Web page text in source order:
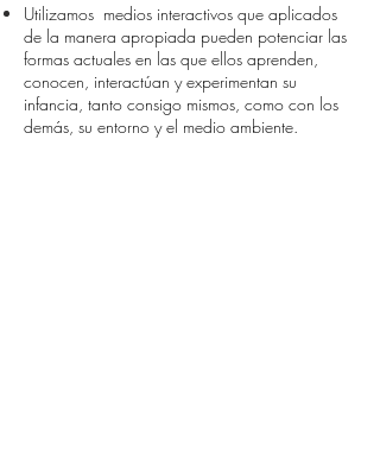
Utilizamos medios interactivos que aplicados
de la manera apropiada pueden potenciar las
formas actuales en las que ellos aprenden,
conocen, interactúan y experimentan su
infancia, tanto consigo mismos, como con los
demás, su entorno y el medio ambiente.